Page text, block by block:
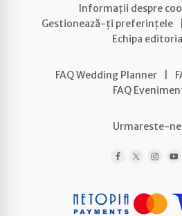
Informații despre
Gestionează-ți preferințele
Echipa
FAQ Wedding Planner
FAQ
Urmareste-ne